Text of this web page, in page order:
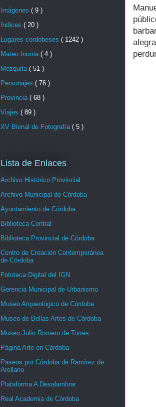
Imágenes ( 9 )
Indices ( 20 )
Lugares cordobeses ( 1242 )
Mateo Inurria ( 4 )
Mezquita ( 51 )
Personajes ( 76 )
Provincia ( 68 )
Viajes ( 89 )
XV Bienal de Fotografía ( 5 )
Lista de Enlaces
Archivo Histórico Provincial
Archivo Municipal de Córdoba
Ayuntamiento de Córdoba
Biblioteca Central
Biblioteca Provincial de Córdoba
Centro de Creación Contemporánea
de Córdoba
Fototeca Digital del IGN
Gerencia Municipal de Urbanismo
Museo Arqueológico de Córdoba
Museo de Bellas Artes de Córdoba
Museo Julio Romero de Torres
Página Arte en Córdoba
Paseos por Córdoba de Ramírez de
Arellano
Plataforma A Desalambrar
Real Academia de Córdoba